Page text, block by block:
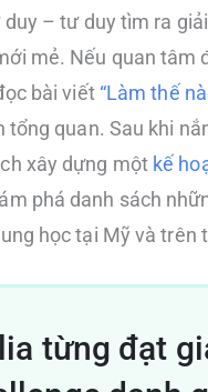
– tư duy tìm ra
mẻ. Nếu quan tâm
bài viết “Làm thế
tổng quan. Sau khi
xây dựng một kế
phá danh sách
học tại Mỹ và trên
từng đạt